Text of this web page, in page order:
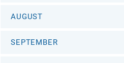
AUGUST
SEPTEMBER